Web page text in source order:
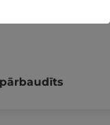
pārbaudīts